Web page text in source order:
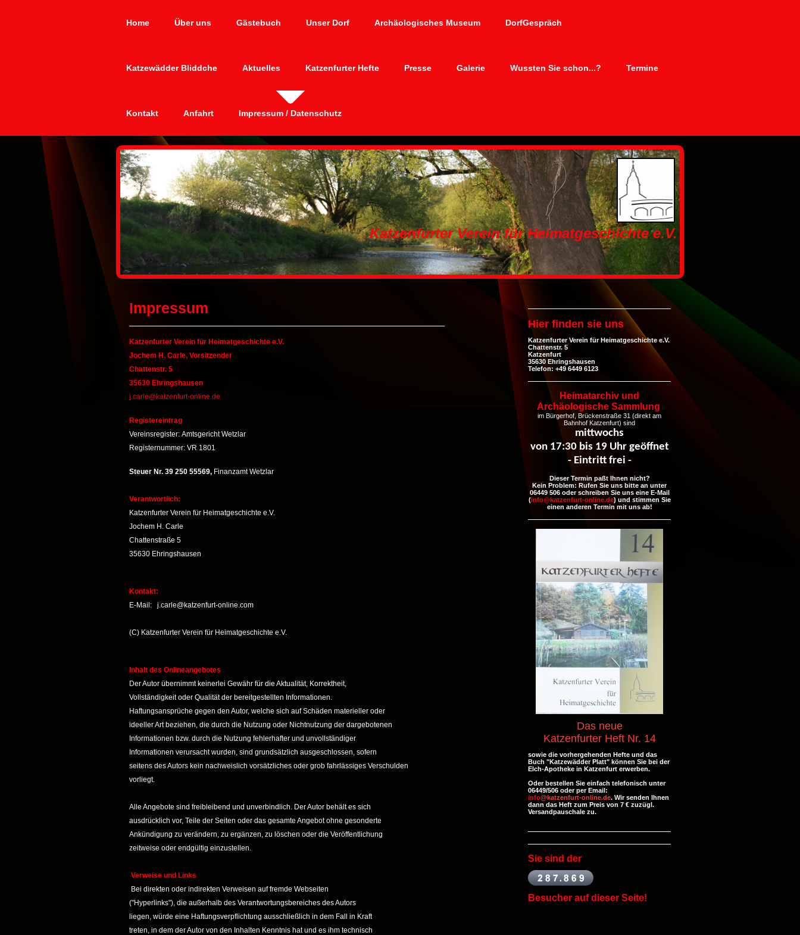
Home Über uns Gästebuch Unser Dorf Archäologisches Museum DorfGespräch
Katzewädder Bliddche Aktuelles Katzenfurter Hefte Presse Galerie Wussten Sie schon...? Termine
Kontakt Anfahrt Impressum / Datenschutz
Katzenfurter Verein für Heimatgeschichte e.V.
Hier finden sie uns
Katzenfurter Verein für Heimatgeschichte e.V.
Chattenstr. 5
Katzenfurt
35630 Ehringshausen
Telefon: +49 6449 6123
Heimatarchiv und
Archäologische Sammlung
im Bürgerhof, Brückenstraße 31 (direkt am
Bahnhof Katzenfurt) sind
mittwochs
von 17:30 bis 19 Uhr geöffnet
- Eintritt frei -
Dieser Termin paßt Ihnen nicht?
Kein Problem: Rufen Sie uns bitte an unter
06449 506 oder schreiben Sie uns eine E-Mail
(info@katzenfurt-online.de) und stimmen Sie
einen anderen Termin mit uns ab!
Das neue
Katzenfurter Heft Nr. 14
sowie die vorhergehenden Hefte und das
Buch "Katzewädder Platt" können Sie bei der
Elch-Apotheke in Katzenfurt erwerben.
Oder bestellen Sie einfach telefonisch unter
06449/506 oder per Email:
info@katzenfurt-online.de. Wir senden Ihnen
dann das Heft zum Preis von 7 € zuzügl.
Versandpauschale zu.
Sie sind der
Besucher auf dieser Seite!
Impressum
Katzenfurter Verein für Heimatgeschichte e.V.
Jochem H. Carle, Vorsitzender
Chattenstr. 5
35630 Ehringshausen
j.carle@katzenfurt-online.de
Registereintrag
Vereinsregister: Amtsgericht Wetzlar
Registernummer: VR 1801
Steuer Nr. 39 250 55569, Finanzamt Wetzlar
Verantwortlich:
Katzenfurter Verein für Heimatgeschichte e.V.
Jochem H. Carle
Chattenstraße 5
35630 Ehringshausen
Kontakt:
E-Mail: j.carle@katzenfurt-online.com
(C) Katzenfurter Verein für Heimatgeschichte e.V.
Inhalt des Onlineangebotes
Der Autor übernimmt keinerlei Gewähr für die Aktualität, Korrektheit,
Vollständigkeit oder Qualität der bereitgestellten Informationen.
Haftungsansprüche gegen den Autor, welche sich auf Schäden materieller oder
ideeller Art beziehen, die durch die Nutzung oder Nichtnutzung der dargebotenen
Informationen bzw. durch die Nutzung fehlerhafter und unvollständiger
Informationen verursacht wurden, sind grundsätzlich ausgeschlossen, sofern
seitens des Autors kein nachweislich vorsätzliches oder grob fahrlässiges Verschulden
vorliegt.
Alle Angebote sind freibleibend und unverbindlich. Der Autor behält es sich
ausdrücklich vor, Teile der Seiten oder das gesamte Angebot ohne gesonderte
Ankündigung zu verändern, zu ergänzen, zu löschen oder die Veröffentlichung
zeitweise oder endgültig einzustellen.
Verweise und Links
Bei direkten oder indirekten Verweisen auf fremde Webseiten
("Hyperlinks"), die außerhalb des Verantwortungsbereiches des Autors
liegen, würde eine Haftungsverpflichtung ausschließlich in dem Fall in Kraft
treten, in dem der Autor von den Inhalten Kenntnis hat und es ihm technisch